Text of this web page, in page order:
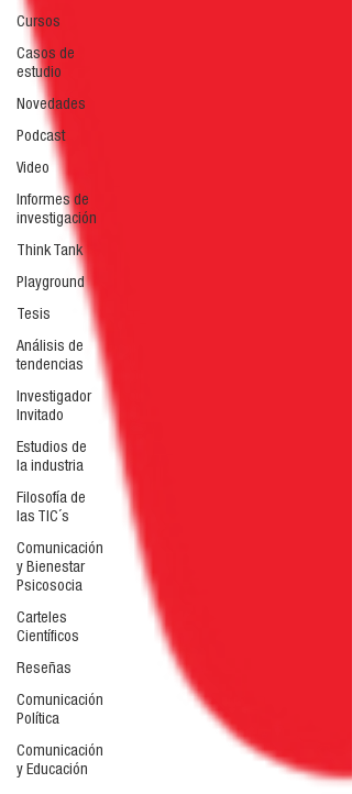
Cursos
Casos de
estudio
Novedades
Podcast
Video
Informes de
investigación
Think Tank
Playground
Tesis
Análisis de
tendencias
Investigador
Invitado
Estudios de
la industria
Filosofía de
las TIC´s
Comunicación
y Bienestar
Psicosocia
Carteles
Científicos
Reseñas
Comunicación
Política
Comunicación
y Educación